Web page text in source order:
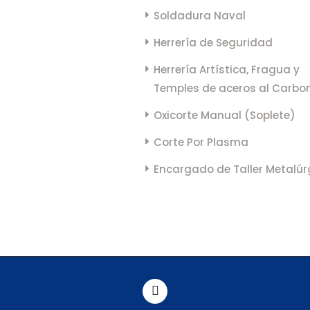
Soldadura Naval
Herrería de Seguridad
Herrería Artística, Fragua y
Temples de aceros al
Oxicorte Manual (Soplete)
Corte Por Plasma
Encargado de Taller